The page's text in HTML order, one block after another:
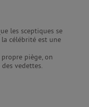
les sceptiques se
célébrité est une
piège, on
vedettes.